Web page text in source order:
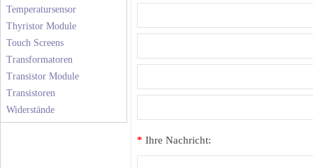
Temperatursensor
Thyristor Module
Touch Screens
Transformatoren
Transistor Module
Transistoren
Widerstände
* Ihre Nachricht: